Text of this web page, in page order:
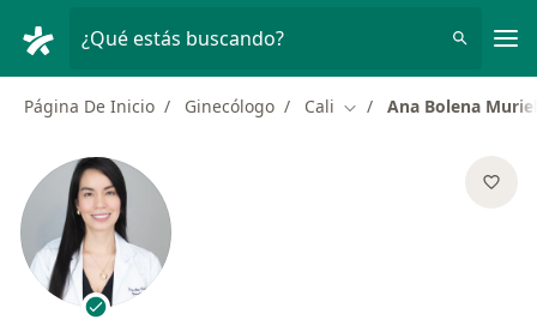
¿Qué estás buscando?
Página De Inicio Ginecólogo Cali Cambiar de ciudad
Ana Bolena